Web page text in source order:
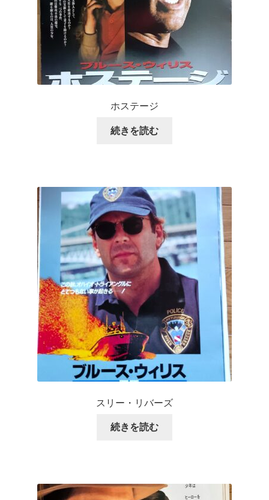
ホステージ
続きを読む
スリー・リバーズ
続きを読む